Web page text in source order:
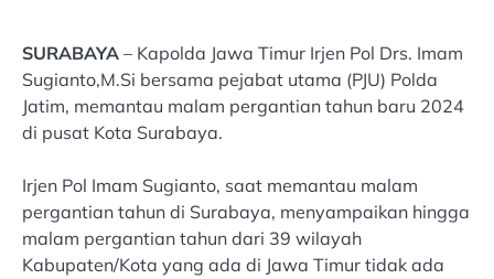
SURABAYA – Kapolda Jawa Timur Irjen Pol Drs. Imam
Sugianto,M.Si bersama pejabat utama (PJU) Polda
Jatim, memantau malam pergantian tahun baru 2024
di pusat Kota Surabaya.
Irjen Pol Imam Sugianto, saat memantau malam
pergantian tahun di Surabaya, menyampaikan hingga
malam pergantian tahun dari 39 wilayah
Kabupaten/Kota yang ada di Jawa Timur tidak ada